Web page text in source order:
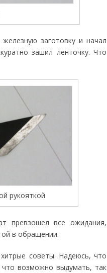
заготовку и начал
зашил ленточку. Что
рукояткой
превзошел все ожидания,
в обращении.
советы. Надеюсь, что
возможно выдумать, так